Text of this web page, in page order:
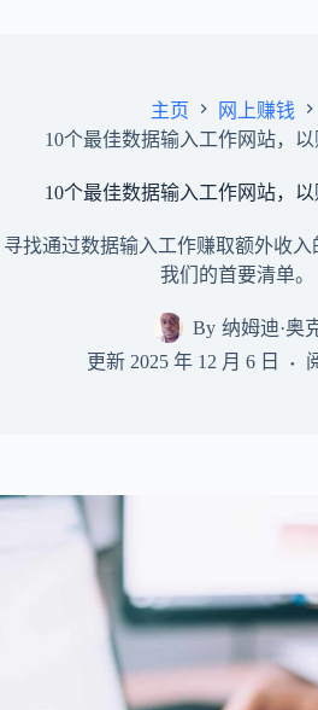
主页
网上赚钱
10个最佳数据输入工作网站，
10个最佳数据输入工作网站，
寻找通过数据输入工作赚取额外收
我们的首要清单。
By 纳姆迪·奥
更新 2025 年 12 月 6 日